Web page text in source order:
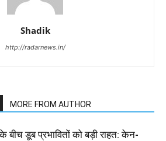
Shadik
http://radarnews.in/
MORE FROM AUTHOR
बीच डूब प्रभावितों को बड़ी राहत: केन-